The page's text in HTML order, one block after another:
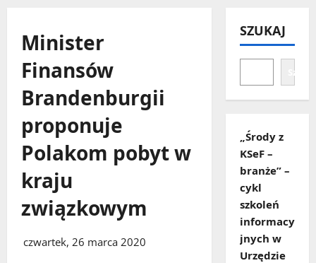
Minister
Finansów
Brandenburgii
proponuje
Polakom pobyt w
kraju
związkowym
czwartek, 26 marca 2020
SZUKAJ
„Środy z
KSeF –
branże” –
cykl
szkoleń
informacy
jnych w
Urzędzie